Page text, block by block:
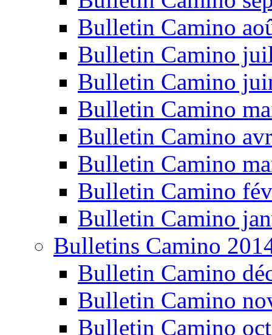
Bulletin Camino
Bulletin Camino
Bulletin Camino
Bulletin Camino
Bulletin Camino
Bulletin Camino
Bulletin Camino
Bulletin Camino
Bulletins Camino
Bulletin Camino
Bulletin Camino
Bulletin Camino